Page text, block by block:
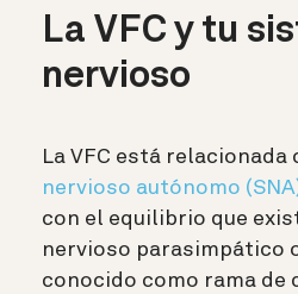
La VFC y tu
nervioso
La VFC está relacionada
nervioso autónomo
con el equilibrio que
nervioso parasimpático
conocido como rama de